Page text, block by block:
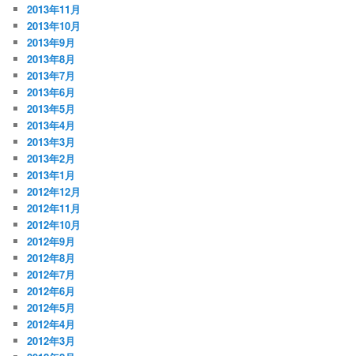
2013年11月
2013年10月
2013年9月
2013年8月
2013年7月
2013年6月
2013年5月
2013年4月
2013年3月
2013年2月
2013年1月
2012年12月
2012年11月
2012年10月
2012年9月
2012年8月
2012年7月
2012年6月
2012年5月
2012年4月
2012年3月